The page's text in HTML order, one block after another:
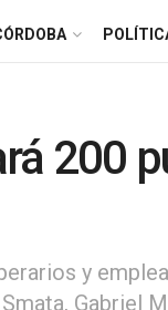
200
y
Gabriel